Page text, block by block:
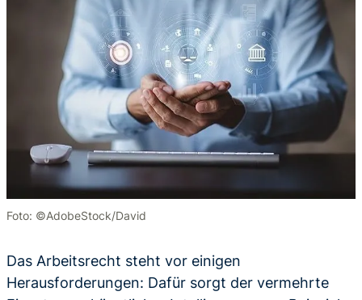
Foto: ©AdobeStock/David
Das Arbeitsrecht steht vor einigen
Herausforderungen: Dafür sorgt der vermehrte